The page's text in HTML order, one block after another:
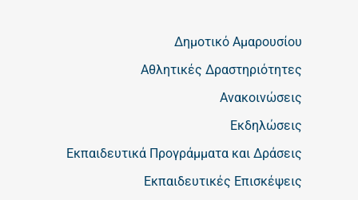
Δημοτικό Αμαρουσίου
Αθλητικές Δραστηριότητες
Ανακοινώσεις
Εκδηλώσεις
Εκπαιδευτικά Προγράμματα και Δράσεις
Εκπαιδευτικές Επισκέψεις